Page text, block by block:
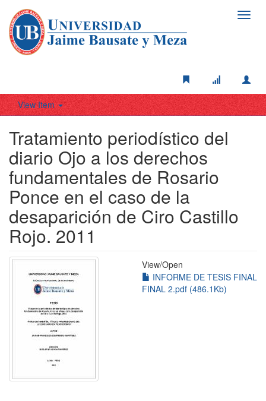
View Item
Tratamiento periodístico del
diario Ojo a los derechos
fundamentales de Rosario
Ponce en el caso de la
desaparición de Ciro Castillo
Rojo. 2011
View/Open
INFORME DE TESIS FINAL
FINAL 2.pdf (486.1Kb)